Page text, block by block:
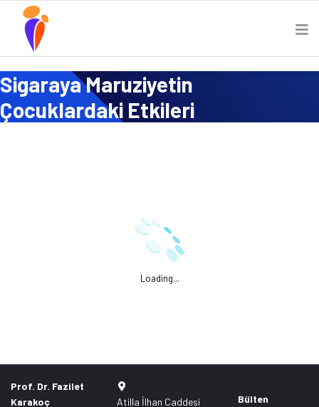
Sigaraya Maruziyetin
Çocuklardaki Etkileri
Loading...
Prof. Dr. Fazilet
Karakoç
Atilla İlhan Caddesi
Bülten